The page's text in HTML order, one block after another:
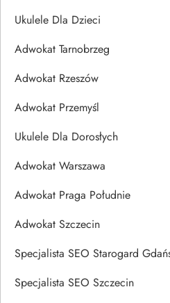
Ukulele Dla Dzieci
Adwokat Tarnobrzeg
Adwokat Rzeszów
Adwokat Przemyśl
Ukulele Dla Dorosłych
Adwokat Warszawa
Adwokat Praga Południe
Adwokat Szczecin
Specjalista SEO Starogard
Specjalista SEO Szczecin